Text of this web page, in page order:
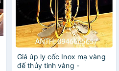
Giá úp ly cốc Inox mạ vàng
đế thủy tinh vàng -